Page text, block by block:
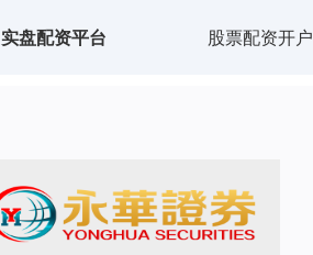
实盘配资平台 股票配资开户